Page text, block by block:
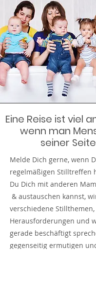
Eine Reise ist viel
wenn man
seiner
Melde Dich gerne, wenn
regelmäßigen Stilltreffen
Du Dich mit anderen
& austauschen kannst,
verschiedene
Herausforderungen und
gerade beschäftigt
gegenseitig ermutigen